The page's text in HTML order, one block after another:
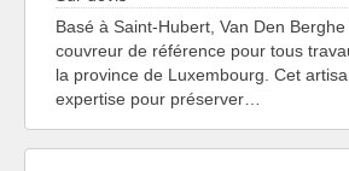
Basé à Saint-Hubert, Van Den
couvreur de référence pour tous
la province de Luxembourg. Cet
expertise pour préserver…